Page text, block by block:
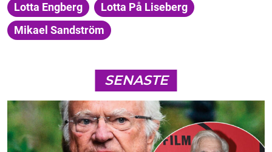
Lotta Engberg
Lotta På Liseberg
Mikael Sandström
SENASTE